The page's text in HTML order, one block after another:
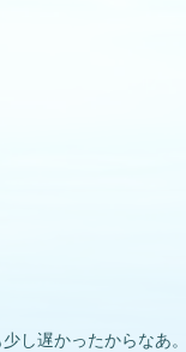
し遅かったからなあ。